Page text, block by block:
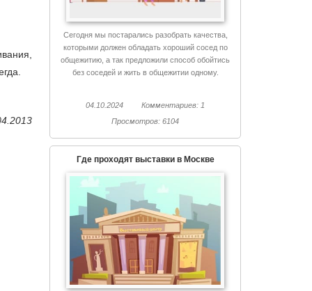
Сегодня мы постарались разобрать качества,
которыми должен обладать хороший сосед по
общежитию, а так предложили способ обойтись
без соседей и жить в общежитии одному.
04.10.2024
Комментариев: 1
Просмотров: 6104
Где проходят выставки в Москве